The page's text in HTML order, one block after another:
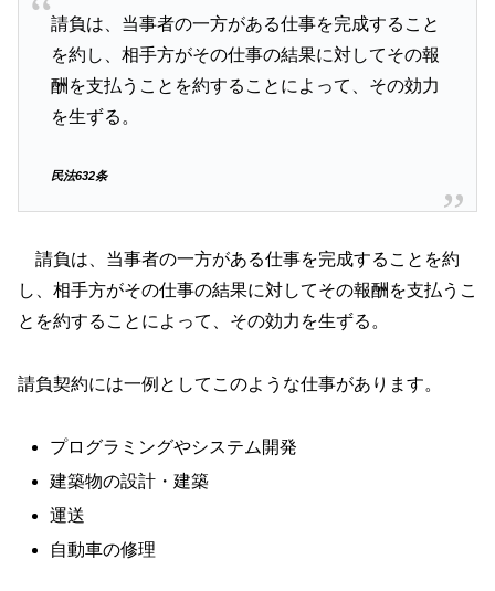
請負は、当事者の一方がある仕事を完成すること
を約し、相手方がその仕事の結果に対してその報
酬を支払うことを約することによって、その効力
を生ずる。
民法632条
請負は、当事者の一方がある仕事を完成することを約
し、相手方がその仕事の結果に対してその報酬を支払うこ
とを約することによって、その効力を生ずる。
請負契約には一例としてこのような仕事があります。
プログラミングやシステム開発
建築物の設計・建築
運送
自動車の修理